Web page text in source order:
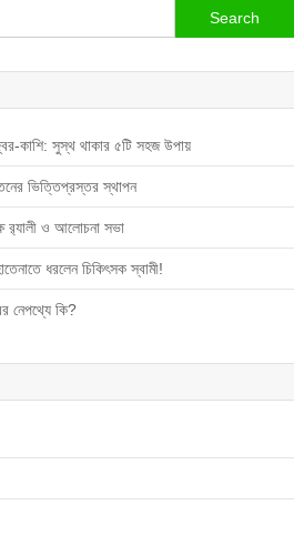
Search
for:
কাশি: সুস্থ থাকার ৫টি সহজ উপায়
ভিত্তিপ্রস্তর স্থাপন
র‌্যালী ও আলোচনা সভা
ধরলেন চিকিৎসক স্বামী!
নেপথ্যে কি?